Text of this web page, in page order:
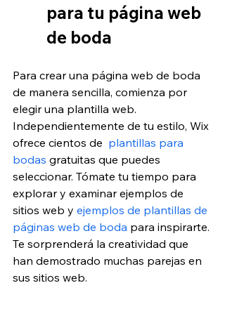
para tu página web
de boda
Para crear una página web de boda
de manera sencilla, comienza por
elegir una plantilla web.
Independientemente de tu estilo, Wix
ofrece cientos de plantillas para
bodas gratuitas que puedes
seleccionar. Tómate tu tiempo para
explorar y examinar ejemplos de
sitios web y ejemplos de plantillas de
páginas web de boda para inspirarte.
Te sorprenderá la creatividad que
han demostrado muchas parejas en
sus sitios web.